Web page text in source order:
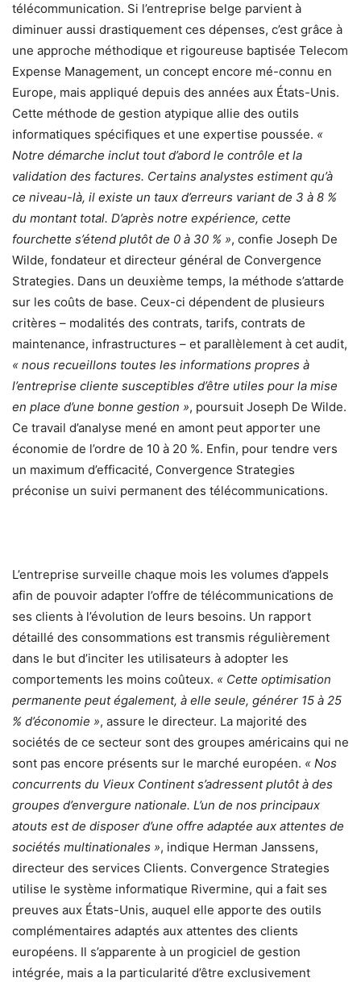
télécommunication. Si l’entreprise belge parvient à
diminuer aussi drastiquement ces dépenses, c’est grâce à
une approche méthodique et rigoureuse baptisée Telecom
Expense Management, un concept encore mé-connu en
Europe, mais appliqué depuis des années aux États-Unis.
Cette méthode de gestion atypique allie des outils
informatiques spécifiques et une expertise poussée. «
Notre démarche inclut tout d’abord le contrôle et la
validation des factures. Certains analystes estiment qu’à
ce niveau-là, il existe un taux d’erreurs variant de 3 à 8 %
du montant total. D’après notre expérience, cette
fourchette s’étend plutôt de 0 à 30 % », confie Joseph De
Wilde, fondateur et directeur général de Convergence
Strategies. Dans un deuxième temps, la méthode s’attarde
sur les coûts de base. Ceux-ci dépendent de plusieurs
critères – modalités des contrats, tarifs, contrats de
maintenance, infrastructures – et parallèlement à cet audit,
« nous recueillons toutes les informations propres à
l’entreprise cliente susceptibles d’être utiles pour la mise
en place d’une bonne gestion », poursuit Joseph De Wilde.
Ce travail d’analyse mené en amont peut apporter une
économie de l’ordre de 10 à 20 %. Enfin, pour tendre vers
un maximum d’efficacité, Convergence Strategies
préconise un suivi permanent des télécommunications.
L’entreprise surveille chaque mois les volumes d’appels
afin de pouvoir adapter l’offre de télécommunications de
ses clients à l’évolution de leurs besoins. Un rapport
détaillé des consommations est transmis régulièrement
dans le but d’inciter les utilisateurs à adopter les
comportements les moins coûteux. « Cette optimisation
permanente peut également, à elle seule, générer 15 à 25
% d’économie », assure le directeur. La majorité des
sociétés de ce secteur sont des groupes américains qui ne
sont pas encore présents sur le marché européen. « Nos
concurrents du Vieux Continent s’adressent plutôt à des
groupes d’envergure nationale. L’un de nos principaux
atouts est de disposer d’une offre adaptée aux attentes de
sociétés multinationales », indique Herman Janssens,
directeur des services Clients. Convergence Strategies
utilise le système informatique Rivermine, qui a fait ses
preuves aux États-Unis, auquel elle apporte des outils
complémentaires adaptés aux attentes des clients
européens. Il s’apparente à un progiciel de gestion
intégrée, mais a la particularité d’être exclusivement